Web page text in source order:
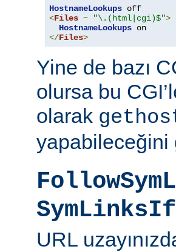
HostnameLookups
<Files ~ "\.(html|cgi)$">
HostnameLookups
</Files>
Yine de bazı
olursa bu
olarak
yapabileceğini
URL